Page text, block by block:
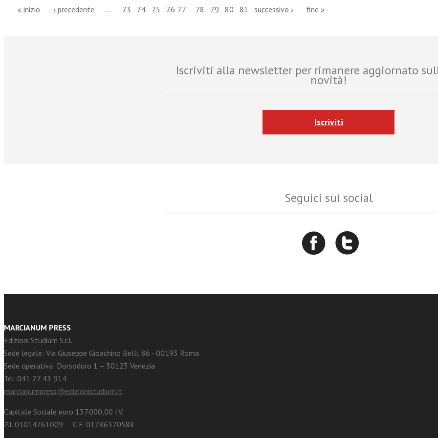
« inizio ‹ precedente … 73 74 75 76 77 78 79 80 81 successivo › fine »
Iscriviti alla newsletter per rimanere aggiornato
novità!
Iscriviti
Seguici sui social
MARCIANUM PRESS
Edizioni Studium S.r.l.
Sede legale: Via Giuseppe Gioachino Belli, 86 - 00193 Roma
Sede operativa: Dorsoduro 1 – 30123 Venezia
Tel. 041 27 43 914
marcianumpress@edizionistudium.it
Capitale Sociale euro 137.000,00 I.V.
P.I. 01014761009 - C.F. 01786320588